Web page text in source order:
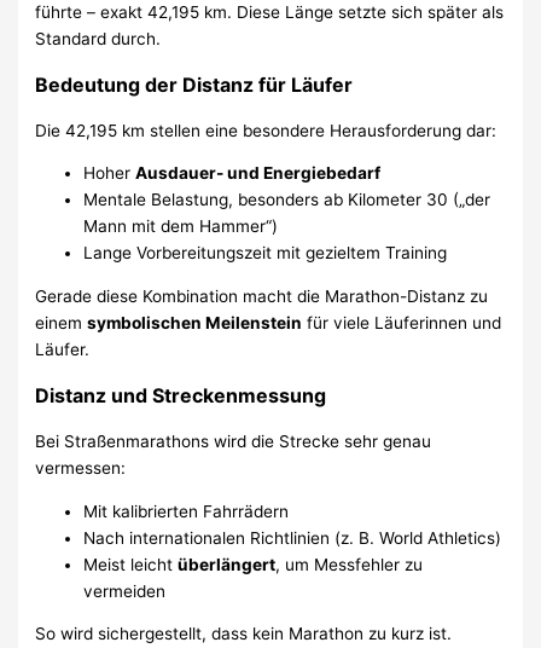
führte – exakt 42,195 km. Diese Länge setzte sich später als
Standard durch.
Bedeutung der Distanz für Läufer
Die 42,195 km stellen eine besondere Herausforderung dar:
HoherAusdauer- und Energiebedarf
Mentale Belastung, besonders ab Kilometer 30 („der
Mann mit dem Hammer“)
Lange Vorbereitungszeit mit gezieltem Training
Gerade diese Kombination macht die Marathon-Distanz zu
einemsymbolischen Meilenstein für viele Läuferinnen und
Läufer.
Distanz und Streckenmessung
Bei Straßenmarathons wird die Strecke sehr genau
vermessen:
Mit kalibrierten Fahrrädern
Nach internationalen Richtlinien (z. B. World Athletics)
Meist leichtüberlängert, um Messfehler zu
vermeiden
So wird sichergestellt, dass kein Marathon zu kurz ist.